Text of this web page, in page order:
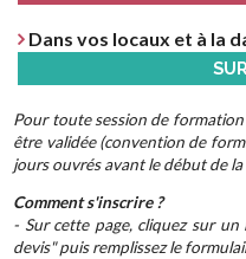
Dans vos locaux et à la
Pour toute session de
être validée (convention de
jours ouvrés avant le début de la
Comment s'inscrire ?
- Sur cette page, cliquez sur
devis" puis remplissez le